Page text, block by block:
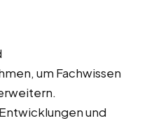
um Fachwissen
und